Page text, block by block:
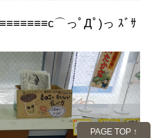
っﾟДﾟ)っ ｽﾞｻ
PAGE TOP ↑